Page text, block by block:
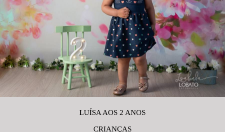
LUÍSA AOS 2 ANOS
CRIANÇAS